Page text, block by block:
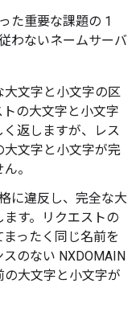
た重要な課題の 1
わないネームサーバ
文字と小文字の区
の大文字と小文字
返しますが、レス
大文字と小文字が完
。
に違反し、完全な大
す。リクエストの
ったく同じ名前を
のない NXDOMAIN
の大文字と小文字が